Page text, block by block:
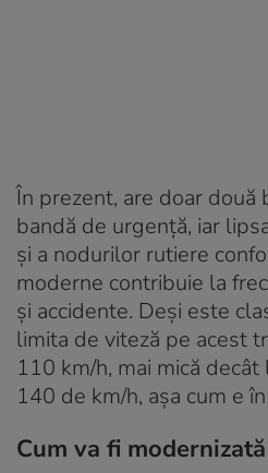
În prezent, are doar două
bandă de urgență, iar
și a nodurilor rutiere
moderne contribuie la
și accidente. Deși este
limita de viteză pe acest
110 km/h, mai mică
140 de km/h, așa cum e
Cum va fi